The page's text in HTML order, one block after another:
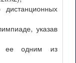
указав
ее одним из